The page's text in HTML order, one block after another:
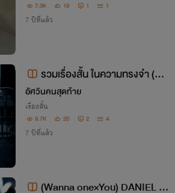
7.3K 19 1 1
7 ปีที่แล้ว
รวมเรื่องสั้น ในความทรงจำ (ช-
ช , ช-ญ, เพื่อน ฯลฯ)
อัศวินคนสุดท้าย
เรื่องสั้น
9.7K 20 2 4
7 ปีที่แล้ว
(Wanna one×You) DANIEL | L